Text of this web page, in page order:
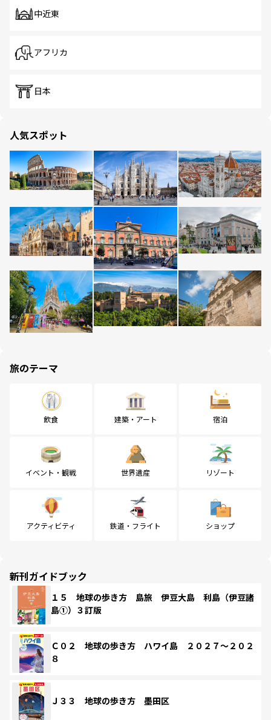
中近東
アフリカ
日本
人気スポット
旅のテーマ
飲食 建築・アート 宿泊
イベント・観戦 世界遺産 リゾート
アクティビティ 鉄道・フライト ショップ
新刊ガイドブック
１５ 地球の歩き方 島旅 伊豆大島 利島（伊豆諸
島①）３訂版
Ｃ０２ 地球の歩き方 ハワイ島 ２０２７～２０２
８
Ｊ３３ 地球の歩き方 墨田区